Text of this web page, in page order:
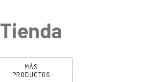
Tienda
MÁS
PRODUCTOS